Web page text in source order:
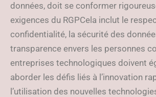
données, doit se conformer
exigences du RGPCela inclut le
confidentialité, la sécurité des
transparence envers les personnes
entreprises technologiques doivent
aborder les défis liés à l’innovation
l’utilisation des nouvelles